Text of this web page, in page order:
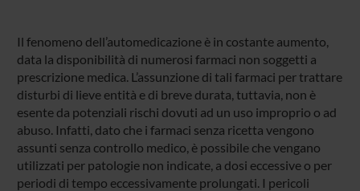
Il fenomeno dell’automedicazione è in costante aumento,
data la disponibilità di numerosi farmaci non soggetti a
prescrizione medica. L’assunzione di tali farmaci per trattare
disturbi di lieve entità e di breve durata, tuttavia, non è
esente da potenziali rischi dovuti ad un uso improprio o ad
abuso. Infatti, dato che i farmaci senza ricetta vengono
assunti senza controllo medico, è possibile che vengano
utilizzati per patologie non indicate, a dosi eccessive o per
periodi di tempo eccessivamente prolungati. I pericoli